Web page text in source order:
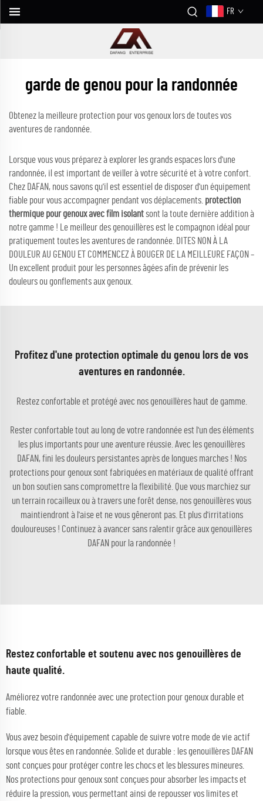
FR
garde de genou pour la randonnée
Obtenez la meilleure protection pour vos genoux lors de toutes vos
aventures de randonnée.
Lorsque vous vous préparez à explorer les grands espaces lors d'une
randonnée, il est important de veiller à votre sécurité et à votre confort.
Chez DAFAN, nous savons qu'il est essentiel de disposer d'un équipement
fiable pour vous accompagner pendant vos déplacements. protection
thermique pour genoux avec film isolantsont la toute dernière addition à
notre gamme ! Le meilleur des genouillères est le compagnon idéal pour
pratiquement toutes les aventures de randonnée. DITES NON À LA
DOULEUR AU GENOU ET COMMENCEZ À BOUGER DE LA MEILLEURE FAÇON –
Un excellent produit pour les personnes âgées afin de prévenir les
douleurs ou gonflements aux genoux.
Profitez d'une protection optimale du genou lors de vos
aventures en randonnée.
Restez confortable et protégé avec nos genouillères haut de gamme.
Rester confortable tout au long de votre randonnée est l'un des éléments
les plus importants pour une aventure réussie. Avec les genouillères
DAFAN, fini les douleurs persistantes après de longues marches ! Nos
protections pour genoux sont fabriquées en matériaux de qualité offrant
un bon soutien sans compromettre la flexibilité. Que vous marchiez sur
un terrain rocailleux ou à travers une forêt dense, nos genouillères vous
maintiendront à l'aise et ne vous gêneront pas. Et plus d'irritations
douloureuses ! Continuez à avancer sans ralentir grâce aux genouillères
DAFAN pour la randonnée !
Restez confortable et soutenu avec nos genouillères de
haute qualité.
Améliorez votre randonnée avec une protection pour genoux durable et
fiable.
Vous avez besoin d'équipement capable de suivre votre mode de vie actif
lorsque vous êtes en randonnée. Solide et durable : les genouillères DAFAN
sont conçues pour protéger contre les chocs et les blessures mineures.
Nos protections pour genoux sont conçues pour absorber les impacts et
réduire la pression, vous permettant ainsi de repousser vos limites et